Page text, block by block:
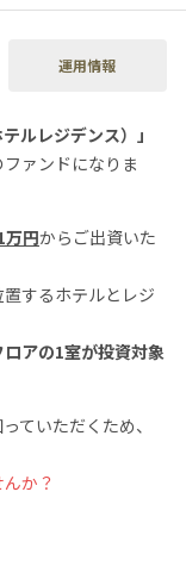
運用情報
ルレジデンス）」
ァンドになりま
万円からご出資いた
するホテルとレジ
ロアの1室が投資対象
ていただくため、
か？